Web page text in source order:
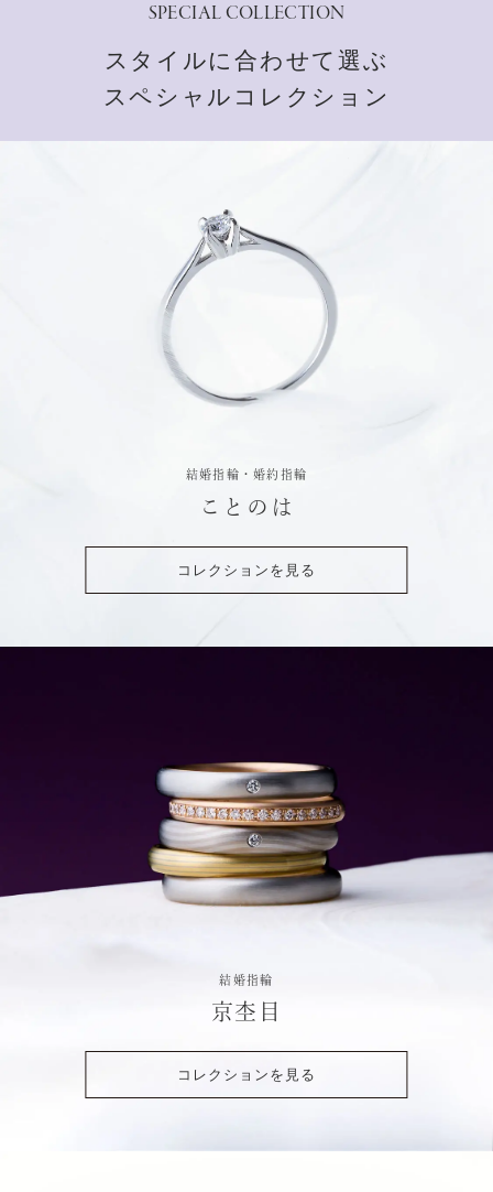
SPECIAL COLLECTION
スタイルに合わせて選ぶ
スペシャルコレクション
結婚指輪・婚約指輪
ことのは
コレクションを見る
結婚指輪
京杢目
コレクションを見る